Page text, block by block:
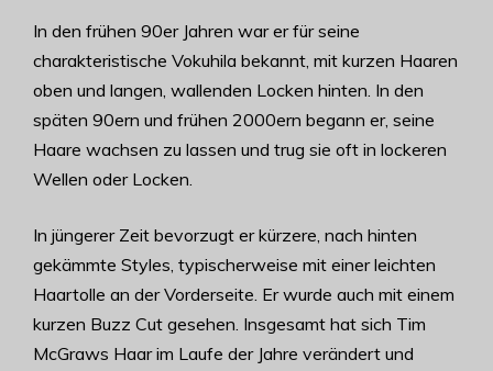
In den frühen 90er Jahren war er für seine
charakteristische Vokuhila bekannt, mit kurzen Haaren
oben und langen, wallenden Locken hinten. In den
späten 90ern und frühen 2000ern begann er, seine
Haare wachsen zu lassen und trug sie oft in lockeren
Wellen oder Locken.
In jüngerer Zeit bevorzugt er kürzere, nach hinten
gekämmte Styles, typischerweise mit einer leichten
Haartolle an der Vorderseite. Er wurde auch mit einem
kurzen Buzz Cut gesehen. Insgesamt hat sich Tim
McGraws Haar im Laufe der Jahre verändert und